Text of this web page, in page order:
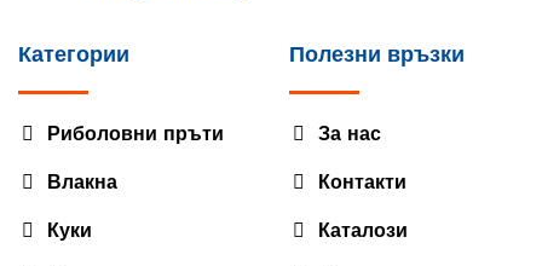
Категории
Риболовни пръти
Влакна
Куки
Полезни връзки
За нас
Контакти
Каталози